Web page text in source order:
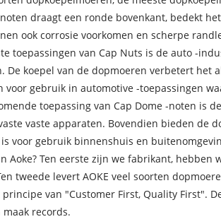
draagt ​​een ronde bovenkant, bedekt
ook corrosie voorkomen en scherpe
toepassingen van Cap Nuts is de auto -
De koepel van de dopmoeren verbetert
voor gebruik in automotive -toepassingen
toepassing van Cap Dome -noten is
vaste apparaten. Bovendien bieden de
voor gebruik binnenshuis en
Aoke? Ten eerste zijn we fabrikant,
tweede levert AOKE veel soorten
van "Customer First, Quality First".
records.